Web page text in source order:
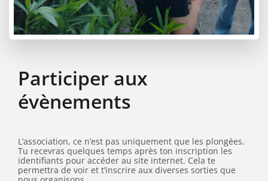
Participer aux
évènements
L’association, ce n’est pas uniquement que les plongées.
Tu recevras quelques temps après ton inscription les
identifiants pour accéder au site internet. Cela te
permettra de voir et t’inscrire aux diverses sorties que